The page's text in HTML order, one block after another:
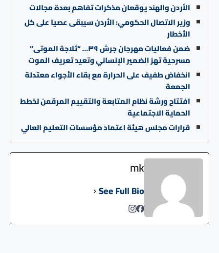
الأردن والهند يوقعان مذكرات تفاهم بعدة مجالات
وزير الاتصال الحكومي: الأردن سيبقى عصيا على كل
الأخطار
ضمن فعاليات مهرجان جرش ٣٩… “ثلاجة الموتى”
مسرحية تهز الضمير الإنساني وتعيد تعريف الموت
انخفاض طفيف على الحرارة مع بقاء الأجواء معتدلة
الجمعة
افتتاح ورشة نظام المتابعة والتقييم المرقمن لخطط
الحماية الاجتماعية
قرارات مجلس هيئة اعتماد مؤسسات التعليم العالي
mk
See Full Bio